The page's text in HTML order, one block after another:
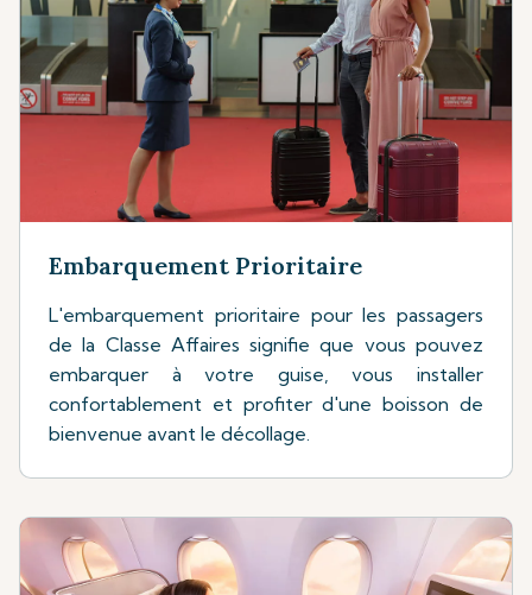
Embarquement Prioritaire
L'embarquement prioritaire pour les passagers
de la Classe Affaires signifie que vous pouvez
embarquer à votre guise, vous installer
confortablement et profiter d'une boisson de
bienvenue avant le décollage.